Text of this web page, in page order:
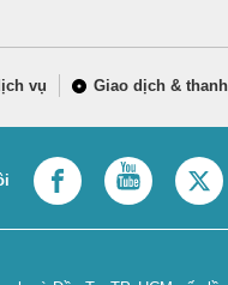
vụ Giao dịch &